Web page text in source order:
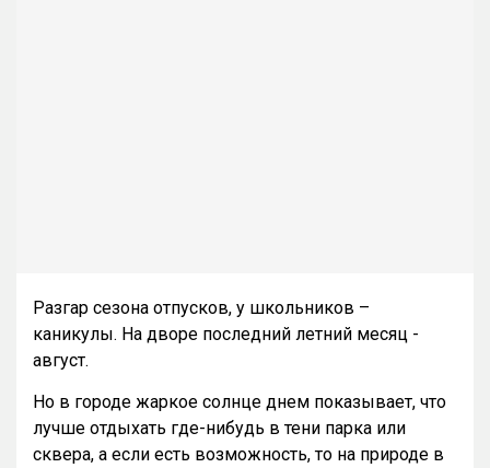
Разгар сезона отпусков, у школьников –
каникулы. На дворе последний летний месяц -
август.
Но в городе жаркое солнце днем показывает, что
лучше отдыхать где-нибудь в тени парка или
сквера, а если есть возможность, то на природе в